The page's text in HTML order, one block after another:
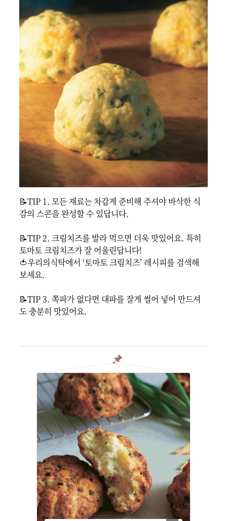
📝TIP 1. 모든 재료는 차갑게 준비해 주셔야 바삭한 식
감의 스콘을 완성할 수 있답니다.
📝TIP 2. 크림치즈를 발라 먹으면 더욱 맛있어요. 특히
토마토 크림치즈가 잘 어울린답니다!
🍅우리의식탁에서 ‘토마토 크림치즈’ 레시피를 검색해
보세요.
📝TIP 3. 쪽파가 없다면 대파를 잘게 썰어 넣어 만드셔
도 충분히 맛있어요.